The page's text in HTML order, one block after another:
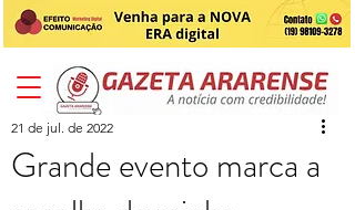
Grande evento marca a
21 de jul. de 2022